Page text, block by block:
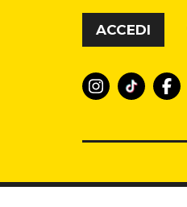
Vai al contenuto
ACCEDI